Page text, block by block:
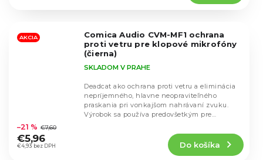
hviezdičiek.
AKCIA
Comica Audio CVM-MF1 ochrana
proti vetru pre klopové mikrofóny
(čierna)
hodnotenie
produktu
je
SKLADOM V PRAHE
€4,93 bez DPH
–21 % €7,60
€5,96
Do košíka
Deadcat ako ochrana proti vetru a eliminácia
nepríjemného, hlavne neopraviteľného
praskania pri vonkajšom nahrávaní zvuku.
Výrobok sa používa predovšetkým pre